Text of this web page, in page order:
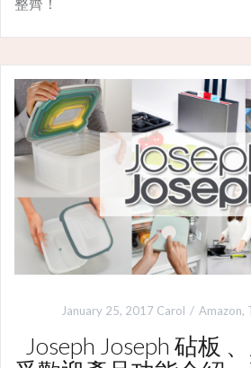
January 25, 2017 Carol Amazon,
Joseph Joseph 砧板